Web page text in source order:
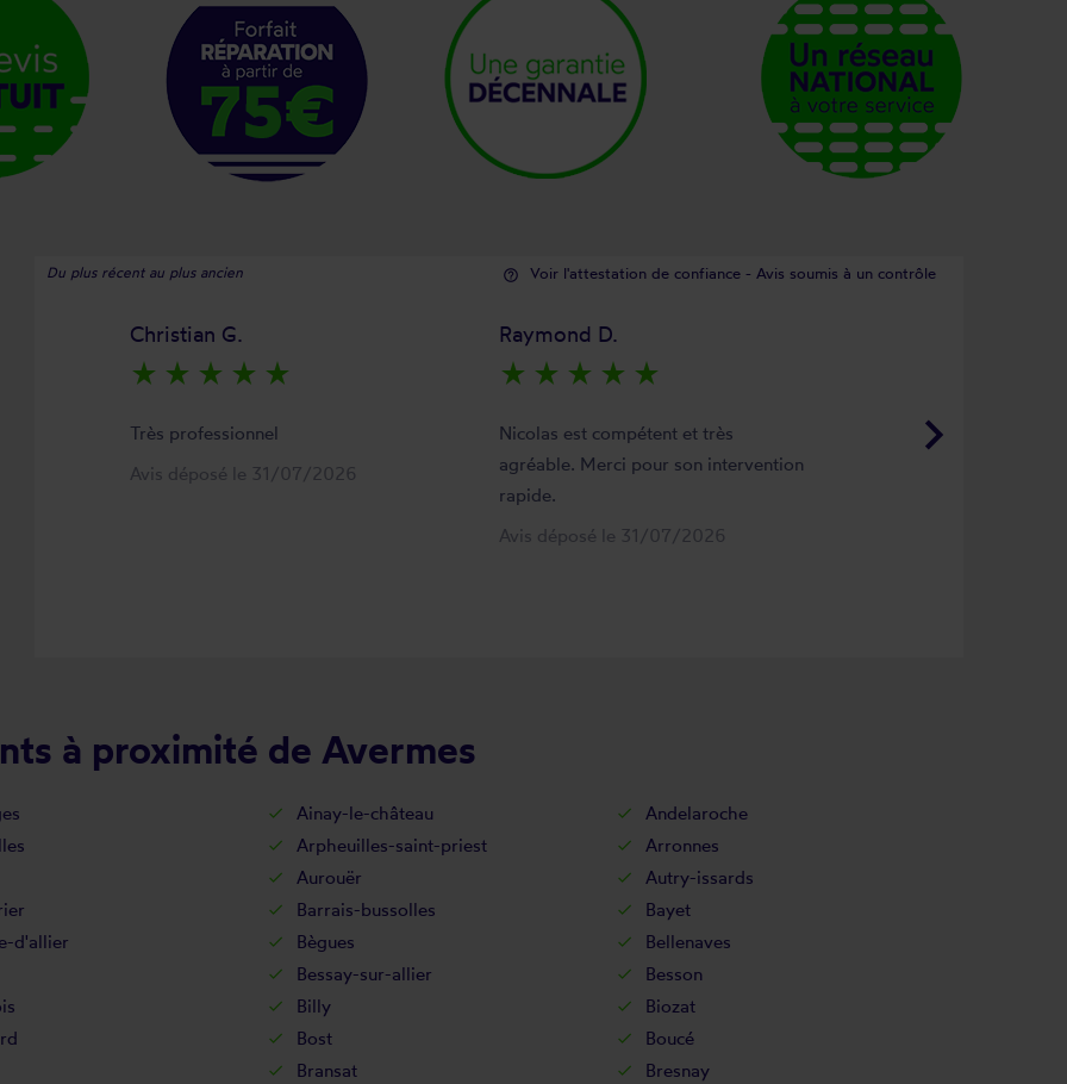
Du plus récent au plus ancien help_outline Voir l'attestation de confiance - Avis soumis à un contrôle
keyboard_arrow_right
Christian G.
star_rate star_rate star_rate star_rate star_rate
Très professionnel
Avis déposé le 31/07/2026
Raymond D.
star_rate star_rate star_rate star_rate star_rate
Nicolas est compétent et très
agréable. Merci pour son intervention
rapide.
Avis déposé le 31/07/2026
à proximité de Avermes
Ainay-le-château
Andelaroche
Arpheuilles-saint-priest
Arronnes
Aurouër
Autry-issards
Barrais-bussolles
Bayet
d'allier Bègues
Bellenaves
Bessay-sur-allier
Besson
Billy
Biozat
Bost
Boucé
Bransat
Bresnay